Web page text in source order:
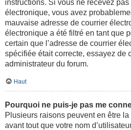
instructions. Si vous ne recevez
électronique, vous avez
mauvaise adresse de courrier
électronique a été filtré en tant que
certain que l’adresse de courrier
spécifiée était correcte, essayez de
administrateur du forum.
Haut
Pourquoi ne puis-je pas me
Plusieurs raisons peuvent en être
avant tout que votre nom